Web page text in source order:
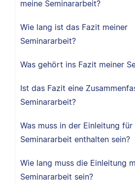
meine Seminararbeit?
Wie lang ist das Fazit meiner
Seminararbeit?
Was gehört ins Fazit meiner
Ist das Fazit eine
Seminararbeit?
Was muss in der Einleitung für
Seminararbeit enthalten sein?
Wie lang muss die Einleitung
Seminararbeit sein?